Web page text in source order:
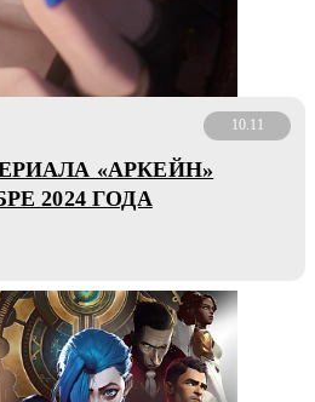
10.11
«АРКЕЙН»
2024 ГОДА